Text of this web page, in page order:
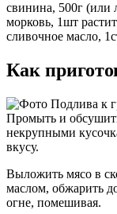
свинина, 500г (или
морковь, 1шт
сливочное масло,
Как
Промыть и
некрупными
вкусу.
Выложить мясо в
маслом, обжарить
огне, помешивая.